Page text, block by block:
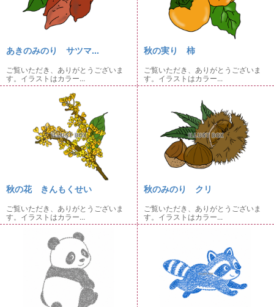
あきのみのり サツマ...
ご覧いただき、ありがとうございま
す。イラストはカラー...
秋の実り 柿
ご覧いただき、ありがとうございま
す。イラストはカラー...
秋の花 きんもくせい
ご覧いただき、ありがとうございま
す。イラストはカラー...
秋のみのり クリ
ご覧いただき、ありがとうございま
す。イラストはカラー...